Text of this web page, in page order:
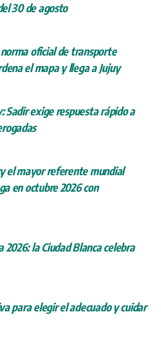
30 de agosto
oficial de transporte
el mapa y llega a Jujuy
Sadir exige respuesta rápido a
el mayor referente mundial
en octubre 2026 con
la Ciudad Blanca celebra
para elegir el adecuado y cuidar